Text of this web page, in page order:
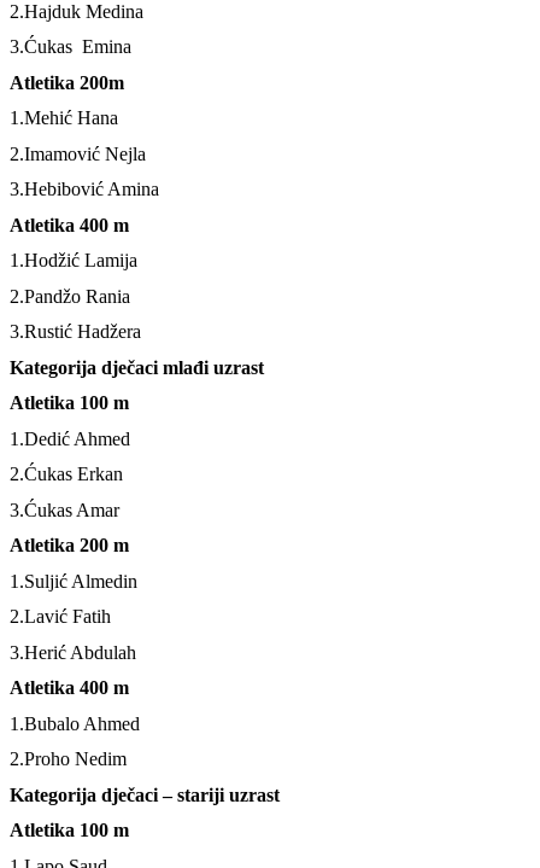
2.Hajduk Medina
3.Ćukas Emina
Atletika 200m
1.Mehić Hana
2.Imamović Nejla
3.Hebibović Amina
Atletika 400 m
1.Hodžić Lamija
2.Pandžo Rania
3.Rustić Hadžera
Kategorija dječaci mlađi uzrast
Atletika 100 m
1.Dedić Ahmed
2.Ćukas Erkan
3.Ćukas Amar
Atletika 200 m
1.Suljić Almedin
2.Lavić Fatih
3.Herić Abdulah
Atletika 400 m
1.Bubalo Ahmed
2.Proho Nedim
Kategorija dječaci – stariji uzrast
Atletika 100 m